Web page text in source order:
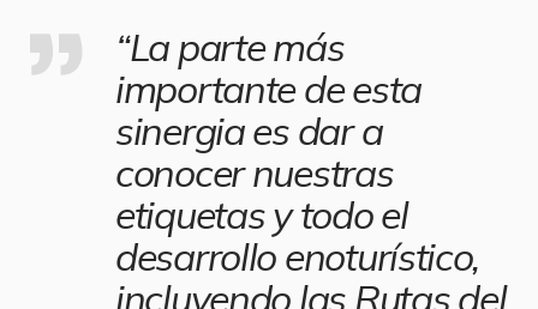
“La parte más
importante de esta
sinergia es dar a
conocer nuestras
etiquetas y todo el
desarrollo enoturístico,
incluyendo las Rutas del